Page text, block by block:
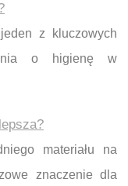
z kluczowych
o higienę w
materiału na
znaczenie dla